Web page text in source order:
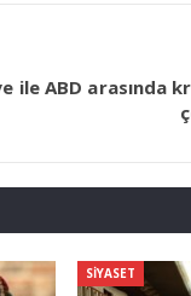
ile ABD arasında
SIYASET